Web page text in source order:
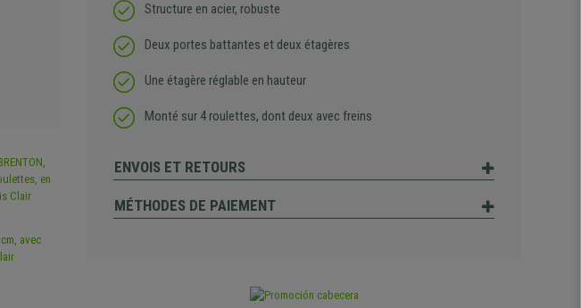
Structure en acier, robuste
Deux portes battantes et deux étagères
Une étagère réglable en hauteur
Monté sur 4 roulettes, dont deux avec freins
ENVOIS ET RETOURS
MÉTHODES DE PAIEMENT